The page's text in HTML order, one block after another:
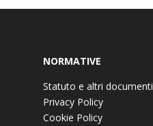
NORMATIVE
Statuto e altri documenti
Privacy Policy
Cookie Policy